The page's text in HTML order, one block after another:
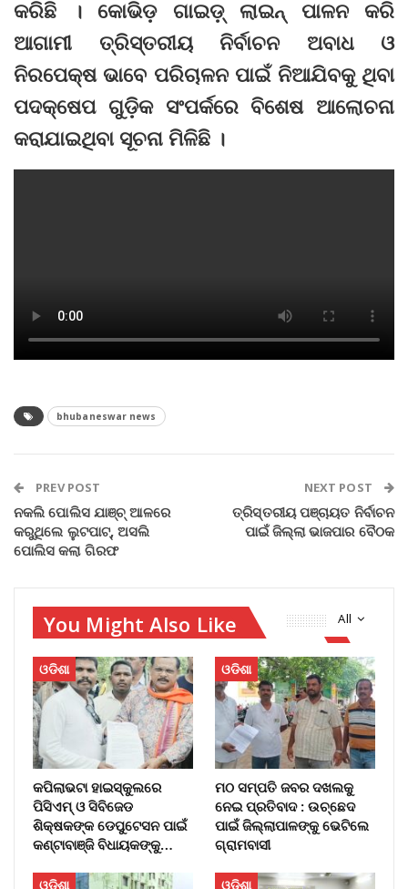
କରିଛି । କୋଭିଡ଼ ଗାଇଡ଼୍‌ ଲାଇନ୍‌ ପାଳନ କରି
ଆଗାମୀ ତ୍ରିସ୍ତରୀୟ ନିର୍ବାଚନ ଅବାଧ ଓ
ନିରପେକ୍ଷ ଭାବେ ପରିଚାଳନ ପାଇଁ ନିଆଯିବକୁ ଥିବା
ପଦକ୍ଷେପ ଗୁଡ଼ିକ ସଂପର୍କରେ ବିଶେଷ ଆଲୋଚନା
କରାଯାଇଥିବା ସୂଚନା ମିଳିଛି ।
bhubaneswar news
PREV POST
ନକଲି ପୋଲିସ ଯାଞ୍ଚ୍ ଆଳରେ
କରୁଥିଲେ ଲୁଟପାଟ୍, ଅସଲି
ପୋଲିସ କଲା ଗିରଫ
NEXT POST
ତ୍ରିସ୍ତରୀୟ ପଞ୍ଚାୟତ ନିର୍ବାଚନ
ପାଇଁ ଜିଲ୍ଲା ଭାଜପାର ବୈଠକ
All
You Might Also Like
ଓଡିଶା
କପିଲାଭଟା ହାଇସ୍କୁଲରେ
ପିସିଏମ୍ ଓ ସିବିଜେଡ
ଶିକ୍ଷକଙ୍କ ଡେପୁଟେସନ ପାଇଁ
କଣ୍ଟାବାଞ୍ଜି ବିଧାୟକଙ୍କୁ…
ଓଡିଶା
ମଠ ସମ୍ପତି ଜବର ଦଖଲକୁ
ନେଇ ପ୍ରତିବାଦ : ଉଚ୍ଛେଦ
ପାଇଁ ଜିଲ୍ଲାପାଳଙ୍କୁ ଭେଟିଲେ
ଗ୍ରାମବାସୀ
ଓଡିଶା ଓଡିଶା